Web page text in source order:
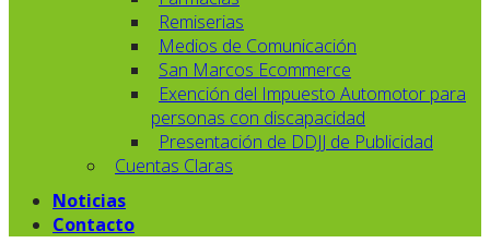
Remiserias
Medios de Comunicación
San Marcos Ecommerce
Exención del Impuesto Automotor para
personas con discapacidad
Presentación de DDJJ de Publicidad
Cuentas Claras
Noticias
Contacto